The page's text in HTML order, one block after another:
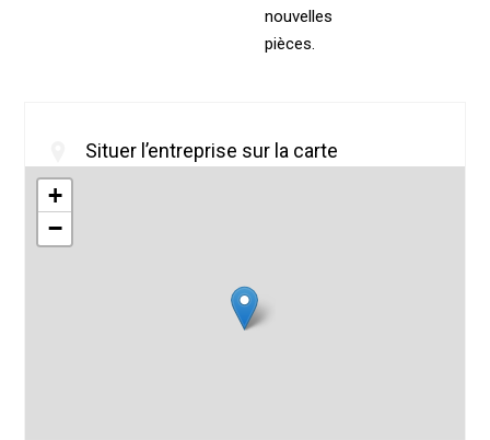
nouvelles
pièces.
Situer l’entreprise sur la carte
+
−